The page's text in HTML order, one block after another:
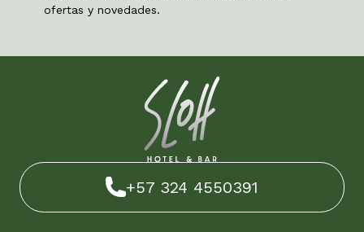
ofertas y novedades.
+57 324 4550391